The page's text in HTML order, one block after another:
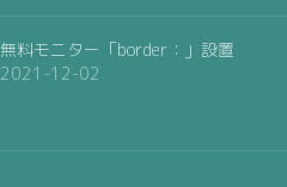
無料モニター「border：」設置
2021-12-02